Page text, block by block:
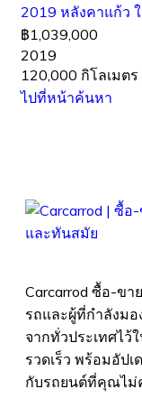
2019 หลังคาแก้ว
฿1,039,000
2019
120,000 กิโลเมตร
ไปที่หน้าค้นหา
Carcarrod ซื้อ-ข
รถและผู้ที่กำลังมอ
จากทั่วประเทศไว้
รวดเร็ว พร้อมอัป
กับรถยนต์ที่คุณไม่